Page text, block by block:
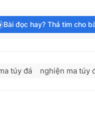
Bài đọc hay? Thả tim cho
túy đá nghiện ma túy